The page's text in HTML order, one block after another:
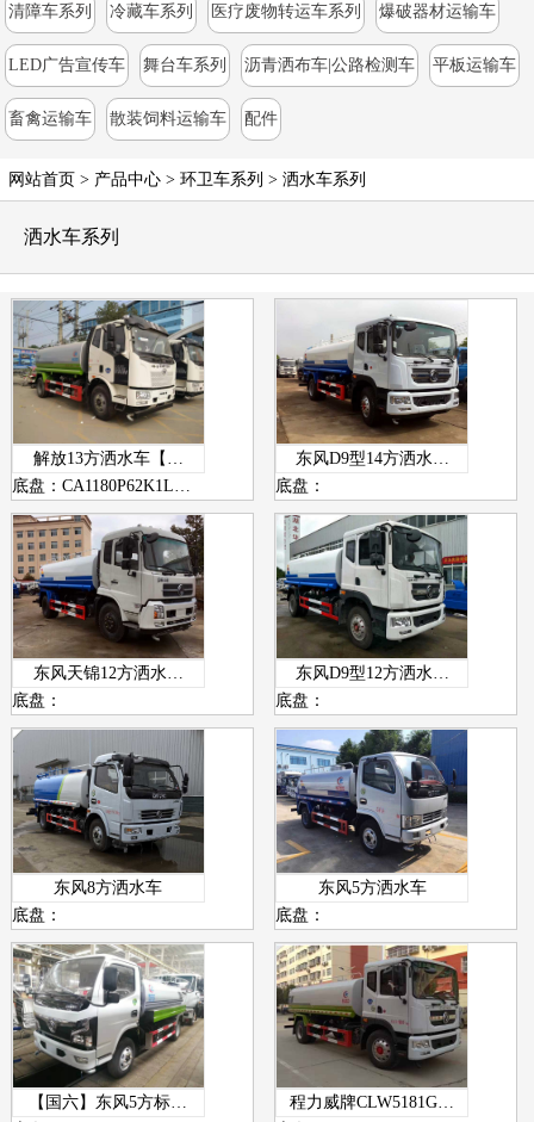
清障车系列 冷藏车系列 医疗废物转运车系列 爆破器材运输车
LED广告宣传车 舞台车系列 沥青洒布车|公路检测车 平板运输车
畜禽运输车 散装饲料运输车 配件
网站首页 > 产品中心 > 环卫车系列 > 洒水车系列
洒水车系列
解放13方洒水车【…
底盘：CA1180P62K1L…
东风D9型14方洒水…
底盘：
东风天锦12方洒水…
底盘：
东风D9型12方洒水…
底盘：
东风8方洒水车
底盘：
东风5方洒水车
底盘：
【国六】东风5方标…
程力威牌CLW5181G…